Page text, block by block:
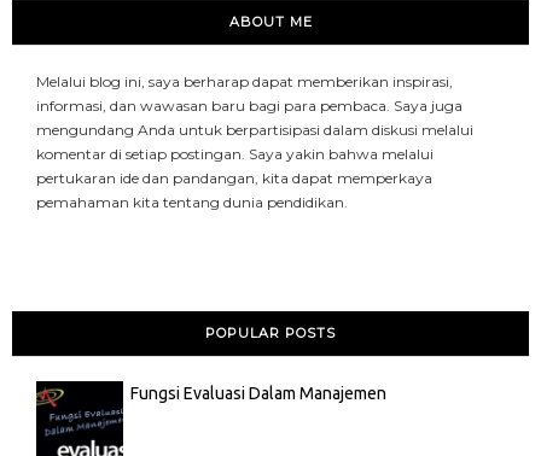
ABOUT ME
Melalui blog ini, saya berharap dapat memberikan inspirasi,
informasi, dan wawasan baru bagi para pembaca. Saya juga
mengundang Anda untuk berpartisipasi dalam diskusi melalui
komentar di setiap postingan. Saya yakin bahwa melalui
pertukaran ide dan pandangan, kita dapat memperkaya
pemahaman kita tentang dunia pendidikan.
POPULAR POSTS
Fungsi Evaluasi Dalam Manajemen